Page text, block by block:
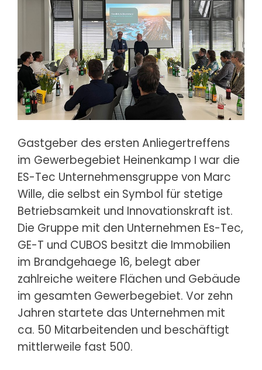
Gastgeber des ersten Anliegertreffens
im Gewerbegebiet Heinenkamp I war die
ES-Tec Unternehmensgruppe von Marc
Wille, die selbst ein Symbol für stetige
Betriebsamkeit und Innovationskraft ist.
Die Gruppe mit den Unternehmen Es-Tec,
GE-T und CUBOS besitzt die Immobilien
im Brandgehaege 16, belegt aber
zahlreiche weitere Flächen und Gebäude
im gesamten Gewerbegebiet. Vor zehn
Jahren startete das Unternehmen mit
ca. 50 Mitarbeitenden und beschäftigt
mittlerweile fast 500.